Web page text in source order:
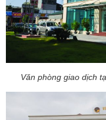
Văn phòng giao dịch